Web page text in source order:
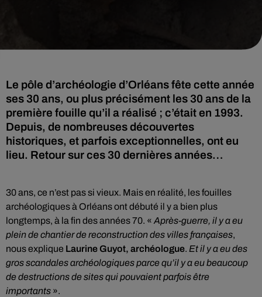
Le pôle d’archéologie d’Orléans fête cette année
ses 30 ans, ou plus précisément les 30 ans de la
première fouille qu’il a réalisé ; c’était en 1993.
Depuis, de nombreuses découvertes
historiques, et parfois exceptionnelles, ont eu
lieu. Retour sur ces 30 dernières années…
30 ans, ce n’est pas si vieux. Mais en réalité, les fouilles
archéologiques à Orléans ont débuté il y a bien plus
longtemps, à la fin des années 70. « Après-guerre, il y a eu
plein de chantier de reconstruction des villes françaises,
nous explique Laurine Guyot, archéologue. Et il y a eu des
gros scandales archéologiques parce qu’il y a eu beaucoup
de destructions de sites qui pouvaient parfois être
importants ».